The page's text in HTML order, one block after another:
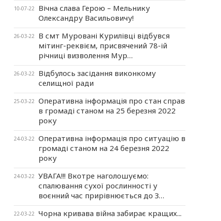
10-07-22
Вічна слава Герою – Мельнику
Олександру Васильовичу!
26-03-22
В смт Муровані Курилівці відбувся
мітинг-реквієм, присвячений 78-ій
річниці визволення Мур…
26-03-22
Відбулось засідання виконкому
селищної ради
25-03-22
Оперативна інформація про стан справ
в громаді станом на 25 березня 2022
року
24-03-22
Оперативна інформація про ситуацію в
громаді станом на 24 березня 2022
року
24-03-22
УВАГА!!! Вкотре наголошуємо:
спалювання сухої рослинності у
воєнний час прирівнюється до З…
22-03-22 Чорна кривава війна забирає кращих...